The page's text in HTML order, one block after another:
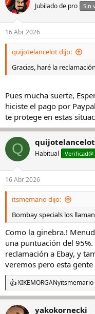
Jubilado de pro Sin
16 Abr 2026
quijotelancelot dijo:
Gracias, haré la
Pues mucha suerte,
hiciste el pago por
te protege en estas
Q quijotelancelot
Habitual Verificad@
16 Abr 2026
itsmemario dijo:
Bombay specials los llaman
Como la ginebra.!
una puntuación del
reclamación a Ebay, y
veremos pero esta
R
e
a
c
KIKEMORGANyitsmemario
yakokornecki